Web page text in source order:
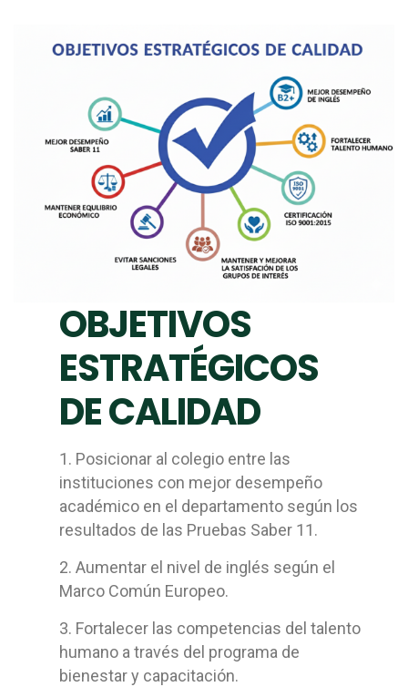
OBJETIVOS
ESTRATÉGICOS
DE CALIDAD
1. Posicionar al colegio entre las
instituciones con mejor desempeño
académico en el departamento según los
resultados de las Pruebas Saber 11.
2. Aumentar el nivel de inglés según el
Marco Común Europeo.
3. Fortalecer las competencias del talento
humano a través del programa de
bienestar y capacitación.